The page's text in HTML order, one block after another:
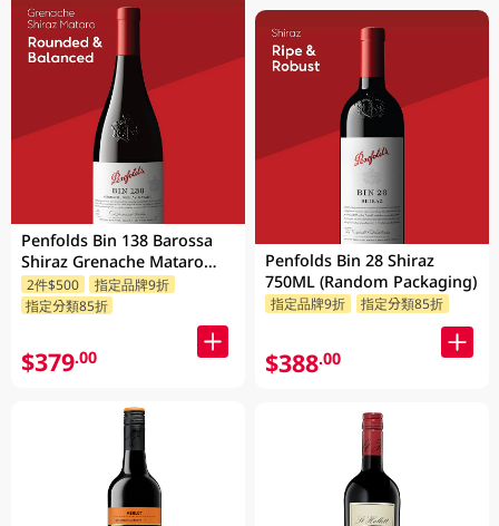
Penfolds Bin 138 Barossa
Shiraz Grenache Mataro
750ML
2件$500
指定品牌9折
指定分類85折
$379.00
Penfolds Bin 28 Shiraz
750ML (Random Packaging)
指定品牌9折 指定分類85折
$388.00